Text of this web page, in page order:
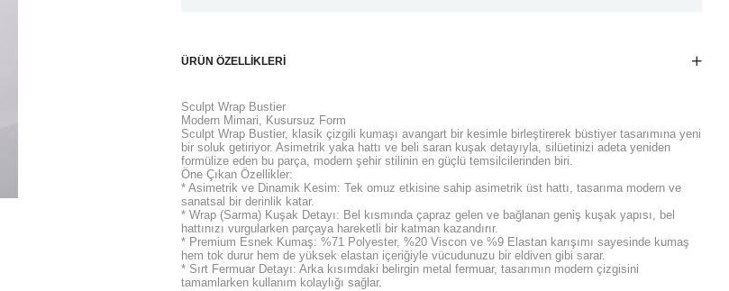
ÜRÜN ÖZELLIKLERI
Sculpt Wrap Bustier
Modern Mimari, Kusursuz Form
Sculpt Wrap Bustier, klasik çizgili kumaşı avangart bir kesimle birleştirerek büstiyer tasarımına yeni
bir soluk getiriyor. Asimetrik yaka hattı ve beli saran kuşak detayıyla, silüetinizi adeta yeniden
formülize eden bu parça, modern şehir stilinin en güçlü temsilcilerinden biri.
Öne Çıkan Özellikler:
* Asimetrik ve Dinamik Kesim: Tek omuz etkisine sahip asimetrik üst hattı, tasarıma modern ve
sanatsal bir derinlik katar.
* Wrap (Sarma) Kuşak Detayı: Bel kısmında çapraz gelen ve bağlanan geniş kuşak yapısı, bel
hattınızı vurgularken parçaya hareketli bir katman kazandırır.
* Premium Esnek Kumaş: %71 Polyester, %20 Viscon ve %9 Elastan karışımı sayesinde kumaş
hem tok durur hem de yüksek elastan içeriğiyle vücudunuzu bir eldiven gibi sarar.
* Sırt Fermuar Detayı: Arka kısımdaki belirgin metal fermuar, tasarımın modern çizgisini
tamamlarken kullanım kolaylığı sağlar.